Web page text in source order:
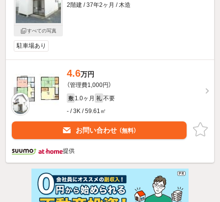
すべての写真
2階建 / 37年2ヶ月 / 木造
駐車場あり
4.6万円
（管理費1,000円）
敷 1.0ヶ月 礼 不要
- / 3K / 59.61㎡
お問い合わせ （無料）
提供